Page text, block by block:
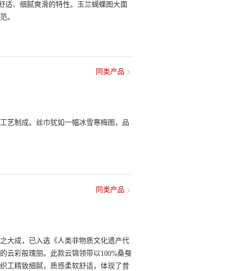
适、细腻爽滑的特性。玉兰蝴蝶图大面
。
同类产品
艺制成。丝巾犹如一幅冰雪寒梅图，品
同类产品
大成，已入选《人类非物质文化遗产代
云彩般瑰丽。此款云锦领带以100%桑蚕
工精致细腻，质感柔软舒适，体现了昔